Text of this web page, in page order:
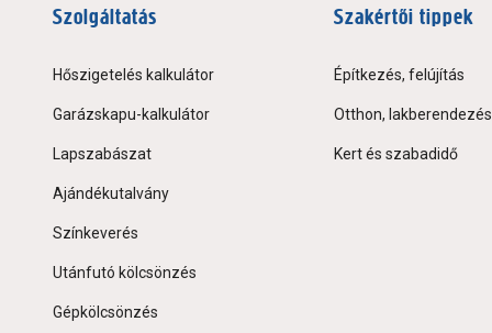
Szolgáltatás
Hőszigetelés kalkulátor
Garázskapu-kalkulátor
Lapszabászat
Ajándékutalvány
Színkeverés
Utánfutó kölcsönzés
Gépkölcsönzés
Szakértői tippek
Építkezés, felújítás
Otthon, lakberendezés
Kert és szabadidő